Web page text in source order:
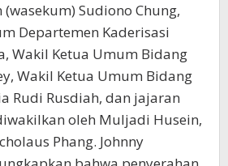
Sudiono Chung,
Departemen Kaderisasi
Wakil Ketua Umum Bidang
Wakil Ketua Umum Bidang
Rudi Rusdiah, dan jajaran
oleh Muljadi Husein,
Phang. Johnny